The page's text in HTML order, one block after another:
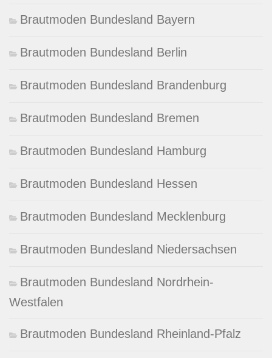
Brautmoden Bundesland Bayern
Brautmoden Bundesland Berlin
Brautmoden Bundesland Brandenburg
Brautmoden Bundesland Bremen
Brautmoden Bundesland Hamburg
Brautmoden Bundesland Hessen
Brautmoden Bundesland Mecklenburg
Brautmoden Bundesland Niedersachsen
Brautmoden Bundesland Nordrhein-
Westfalen
Brautmoden Bundesland Rheinland-Pfalz